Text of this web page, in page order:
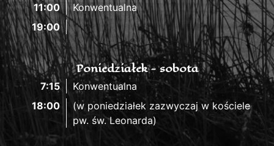
11:00
Konwentualna
19:00
Poniedziałek - sobota
7:15
Konwentualna
18:00
(w poniedziałek zazwyczaj w kościele
pw. św. Leonarda)